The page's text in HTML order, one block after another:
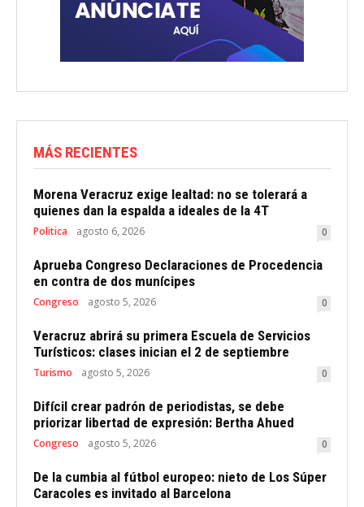
MÁS RECIENTES
Morena Veracruz exige lealtad: no se tolerará a
quienes dan la espalda a ideales de la 4T
Politica agosto 6, 2026 0
Aprueba Congreso Declaraciones de Procedencia
en contra de dos munícipes
Congreso agosto 5, 2026 0
Veracruz abrirá su primera Escuela de Servicios
Turísticos: clases inician el 2 de septiembre
Turismo agosto 5, 2026 0
Difícil crear padrón de periodistas, se debe
priorizar libertad de expresión: Bertha Ahued
Congreso agosto 5, 2026 0
De la cumbia al fútbol europeo: nieto de Los Súper
Caracoles es invitado al Barcelona